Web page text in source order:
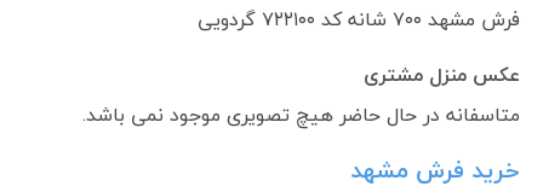
فرش مشهد ۷۰۰ شانه کد ۷۲۲۱۰۰ گردویی
عکس منزل مشتری
متاسفانه در حال حاضر هیچ تصویری موجود نمی باشد.
خرید فرش مشهد